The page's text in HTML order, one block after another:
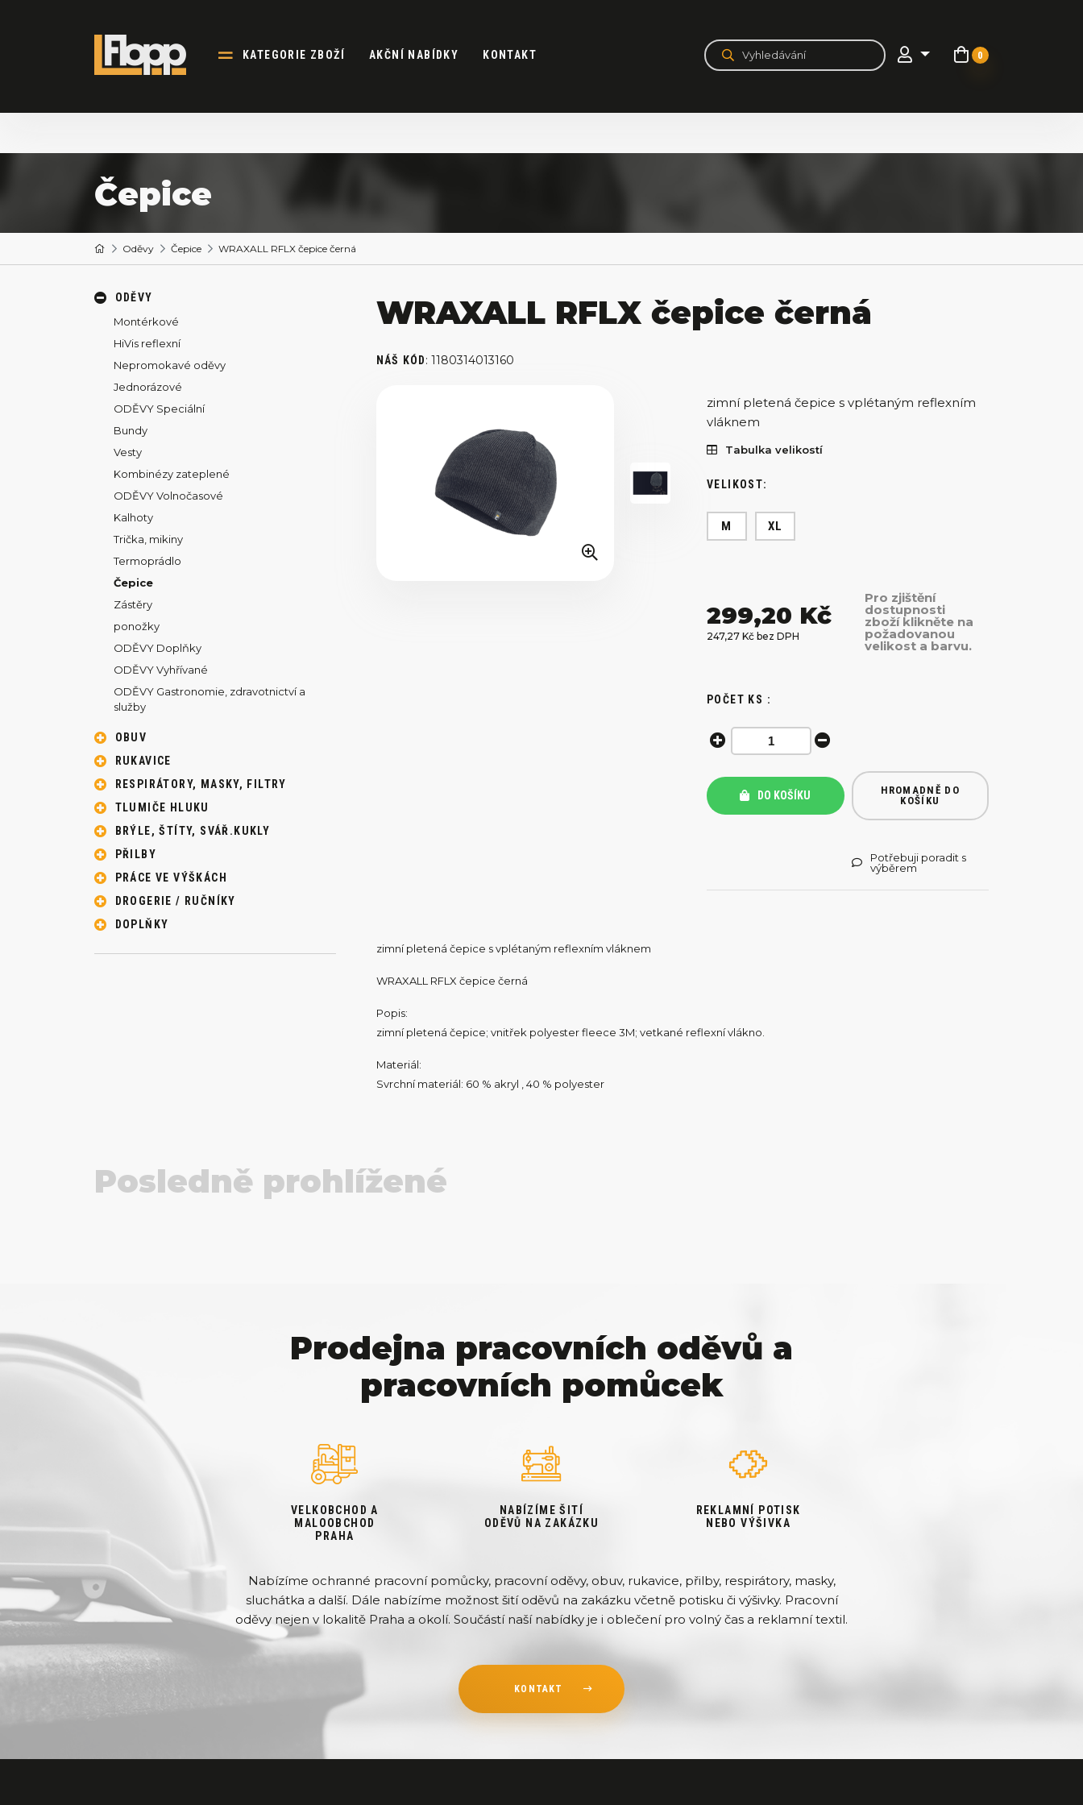
KATEGORIE ZBOŽÍ AKČNÍ NABÍDKY KONTAKT 0
Čepice
Oděvy Čepice WRAXALL RFLX čepice černá
ODĚVY
Montérkové
HiVis reflexní
Nepromokavé oděvy
Jednorázové
ODĚVY Speciální
Bundy
Vesty
Kombinézy zateplené
ODĚVY Volnočasové
Kalhoty
Trička, mikiny
Termoprádlo
Čepice
Zástěry
ponožky
ODĚVY Doplňky
ODĚVY Vyhřívané
ODĚVY Gastronomie, zdravotnictví a
služby
OBUV
RUKAVICE
RESPIRÁTORY, MASKY, FILTRY
TLUMIČE HLUKU
BRÝLE, ŠTÍTY, SVÁŘ.KUKLY
PŘILBY
PRÁCE VE VÝŠKÁCH
DROGERIE / RUČNÍKY
DOPLŇKY
WRAXALL RFLX čepice černá
NÁŠ KÓD:1180314013160
zimní pletená čepice s vplétaným reflexním
vláknem
Tabulka velikostí
VELIKOST:
M XL
299,20 Kč
247,27 Kč bez DPH
Pro zjištění
dostupnosti
zboží klikněte na
požadovanou
velikost a barvu.
POČET KS :
DO KOŠÍKU
HROMADNĚ DO
KOŠÍKU
Potřebuji poradit s
výběrem
zimní pletená čepice s vplétaným reflexním vláknem
WRAXALL RFLX čepice černá
Popis:
zimní pletená čepice; vnitřek polyester fleece 3M; vetkané reflexní vlákno.
Materiál:
Svrchní materiál: 60 % akryl , 40 % polyester
Posledně prohlížené
Prodejna pracovních oděvů a
pracovních pomůcek
VELKOBCHOD A
MALOOBCHOD
PRAHA
NABÍZÍME ŠITÍ
ODĚVŮ NA ZAKÁZKU
REKLAMNÍ POTISK
NEBO VÝŠIVKA
Nabízíme ochranné pracovní pomůcky, pracovní oděvy, obuv, rukavice, přilby, respirátory, masky,
sluchátka a další. Dále nabízíme možnost šití oděvů na zakázku včetně potisku či výšivky. Pracovní
oděvy nejen v lokalitě Praha a okolí. Součástí naší nabídky je i oblečení pro volný čas a reklamní textil.
KONTAKT